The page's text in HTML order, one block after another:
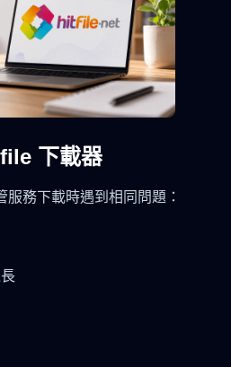
下載器
務下載時遇到相同問題：